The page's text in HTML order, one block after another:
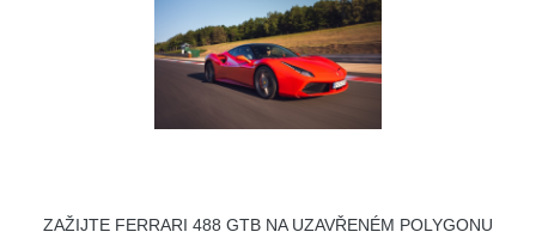
ZAŽIJTE FERRARI 488 GTB NA UZAVŘENÉM POLYGONU